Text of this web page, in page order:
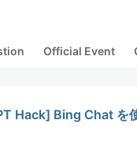
Official Event
Hack] Bing Chat を